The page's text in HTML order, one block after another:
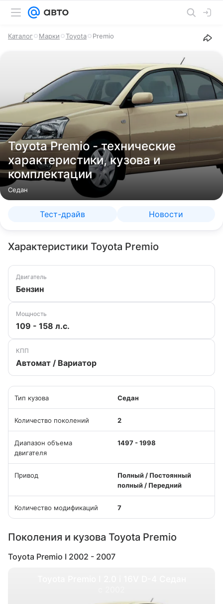
Каталог Марки Toyota Premio
Toyota Premio - технические
характеристики, кузова и
комплектации
Седан
Тест-драйв Новости
Характеристики Toyota Premio
Двигатель
Бензин
Мощность
109 - 158 л.с.
КПП
Автомат / Вариатор
Тип кузова Седан
Количество поколений 2
Диапазон объема
двигателя
1497 - 1998
Привод
Полный / Постоянный
полный / Передний
Количество модификаций 7
Поколения и кузова Toyota Premio
Toyota Premio I 2002 - 2007